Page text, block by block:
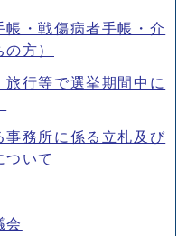
・戦傷病者手帳・介
方）
行等で選挙期間中に
事務所に係る立札及び
ついて
会